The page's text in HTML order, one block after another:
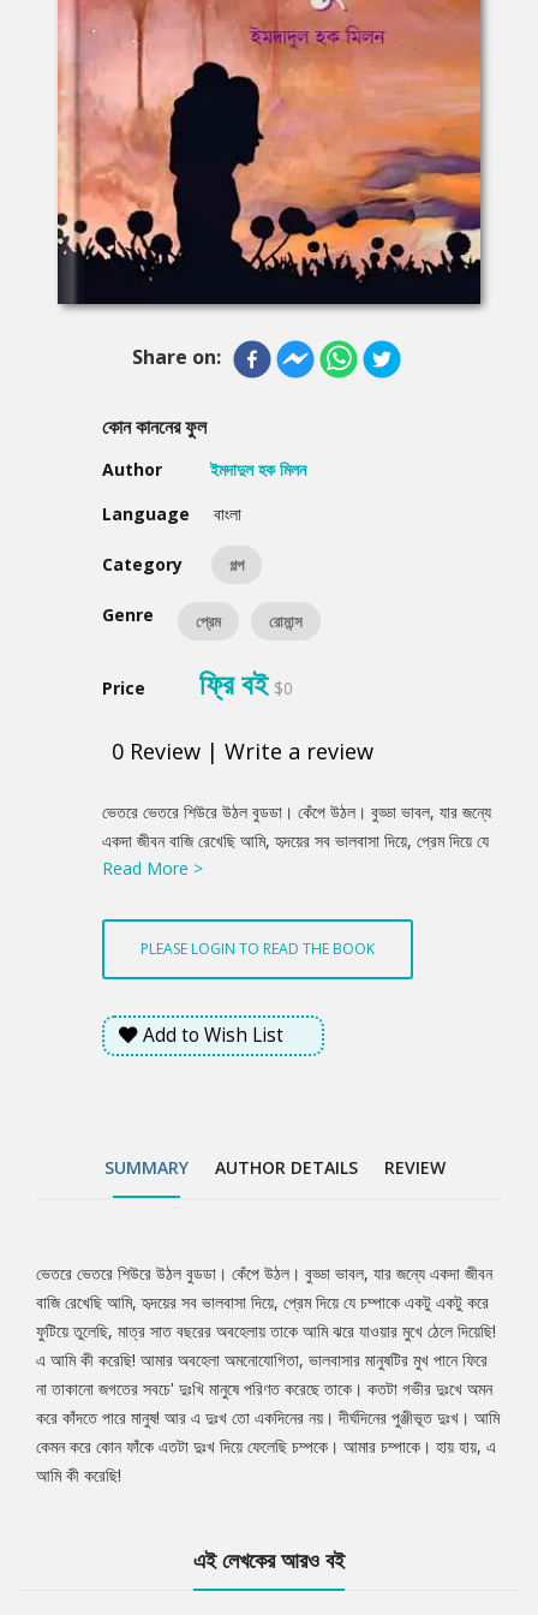
Share on:
কোন কাননের ফুল
Author
ইমদাদুল হক মিলন
Language
বাংলা
Category গল্প
Genre প্রেম রোমান্স
Price ফ্রি বই $0
0 Review | Write a review
Product
Summery
ভেতরে ভেতরে শিউরে উঠল বুডডা। কেঁপে উঠল। বুড্ডা ভাবল, যার জন্যে
একদা জীবন বাজি রেখেছি আমি, হৃদয়ের সব ভালবাসা দিয়ে, প্রেম দিয়ে যে
চম্পাকে একটু একটু করে ফুটিয়ে তুলেছি, মাত্র সাত বছরের অবহেলায় তাকে
অমনোযোগিতা, ভালবাসার মানুষটির মুখ পানে ফিরে না তাকানো জগতের সবচে'
দুঃখি মানুষে পরিণত করেছে তাকে। কতটা গভীর দুঃখে অমন করে কাঁদতে পারে
মানুষ! আর এ দুঃখ তো একদিনের নয়। দীর্ঘদিনের পুঞ্জীভূত দুঃখ। আমি কেমন
করে কোন ফাঁকে এতটা দুঃখ দিয়ে ফেলেছি চম্পকে। আমার চম্পাকে। হায় হায়,
এ আমি কী করেছি!
Read More >
PLEASE LOGIN TO READ THE BOOK
Add to Wish List
SUMMARY AUTHOR DETAILS REVIEW
Tab
Article
ভেতরে ভেতরে শিউরে উঠল বুডডা। কেঁপে উঠল। বুড্ডা ভাবল, যার জন্যে একদা জীবন
বাজি রেখেছি আমি, হৃদয়ের সব ভালবাসা দিয়ে, প্রেম দিয়ে যে চম্পাকে একটু একটু করে
ফুটিয়ে তুলেছি, মাত্র সাত বছরের অবহেলায় তাকে আমি ঝরে যাওয়ার মুখে ঠেলে দিয়েছি!
এ আমি কী করেছি! আমার অবহেলা অমনোযোগিতা, ভালবাসার মানুষটির মুখ পানে ফিরে
না তাকানো জগতের সবচে' দুঃখি মানুষে পরিণত করেছে তাকে। কতটা গভীর দুঃখে অমন
করে কাঁদতে পারে মানুষ! আর এ দুঃখ তো একদিনের নয়। দীর্ঘদিনের পুঞ্জীভূত দুঃখ। আমি
কেমন করে কোন ফাঁকে এতটা দুঃখ দিয়ে ফেলেছি চম্পকে। আমার চম্পাকে। হায় হায়, এ
আমি কী করেছি!
এই লেখকের আরও বই